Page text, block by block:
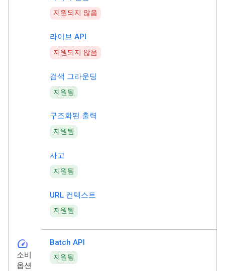
지원되지 않음
라이브 API
지원되지 않음
검색 그라운딩
지원됨
구조화된 출력
지원됨
사고
지원됨
URL 컨텍스트
지원됨
speed
소비
옵션
Batch API
지원됨